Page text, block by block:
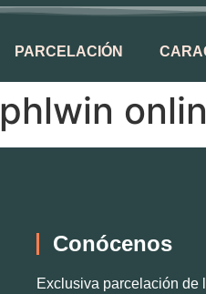
PARCELACIÓN
phlwin
Conócenos
Exclusiva parcelación de